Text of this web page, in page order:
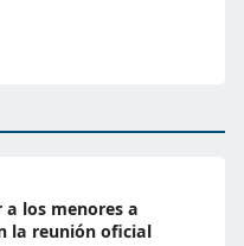
los menores a
la reunión oficial